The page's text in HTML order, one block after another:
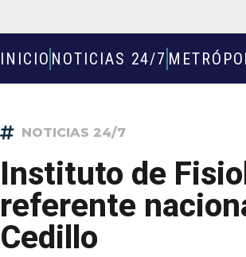
INICIO NOTICIAS 24/7
NOTICIAS 24/7
Instituto de
referente
Cedillo